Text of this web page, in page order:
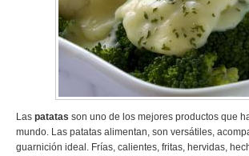
Las patatas son uno de los mejores productos que
mundo. Las patatas alimentan, son versátiles,
guarnición ideal. Frías, calientes, fritas, hervidas,